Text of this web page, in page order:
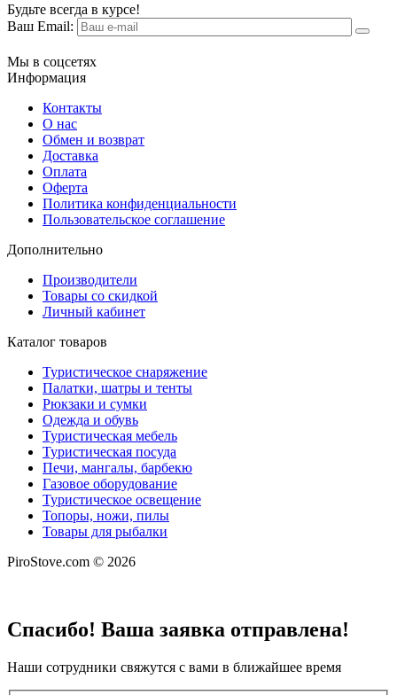
Будьте всегда в курсе!
Ваш Email:
Мы в соцсетях
Информация
Контакты
О нас
Обмен и возврат
Доставка
Оплата
Оферта
Политика конфиденциальности
Пользовательское соглашение
Дополнительно
Производители
Товары со скидкой
Личный кабинет
Каталог товаров
Туристическое снаряжение
Палатки, шатры и тенты
Рюкзаки и сумки
Одежда и обувь
Туристическая мебель
Туристическая посуда
Печи, мангалы, барбекю
Газовое оборудование
Туристическое освещение
Топоры, ножи, пилы
Товары для рыбалки
PiroStove.com © 2026
Спасибо! Ваша заявка отправлена!
Наши сотрудники свяжутся с вами в ближайшее время